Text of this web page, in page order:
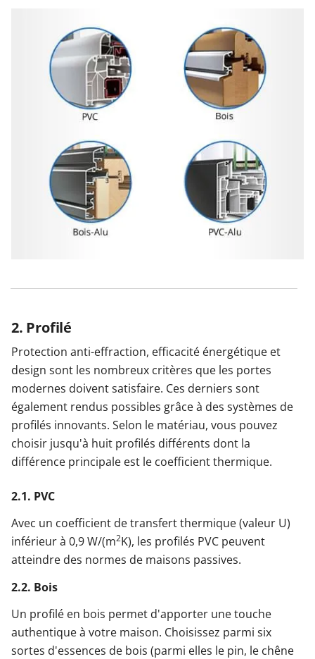
2. Profilé
Protection anti-effraction, efficacité énergétique et
design sont les nombreux critères que les portes
modernes doivent satisfaire. Ces derniers sont
également rendus possibles grâce à des systèmes de
profilés innovants. Selon le matériau, vous pouvez
choisir jusqu'à huit profilés différents dont la
différence principale est le coefficient thermique.
2.1. PVC
Avec un coefficient de transfert thermique (valeur U)
inférieur à 0,9 W/(m2K), les profilés PVC peuvent
atteindre des normes de maisons passives.
2.2. Bois
Un profilé en bois permet d'apporter une touche
authentique à votre maison. Choisissez parmi six
sortes d'essences de bois (parmi elles le pin, le chêne